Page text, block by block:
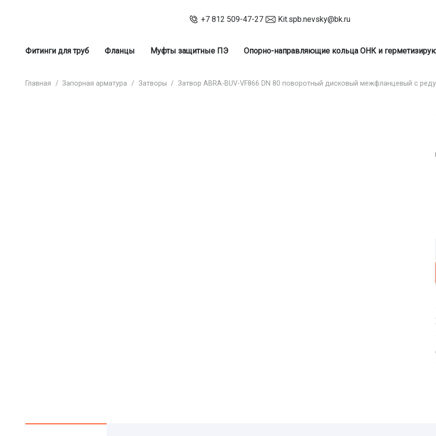
+7 812 509-47-27 Kit.spb.nevsky@bk.ru
Фитинги для труб Фланцы Муфты защитные ПЭ Опорно-направляющие кольца ОНК и
Главная / Запорная арматура / Затворы / Затвор ABRA-BUV-VF866 DN 80 поворотный дисковый межфланцевый с